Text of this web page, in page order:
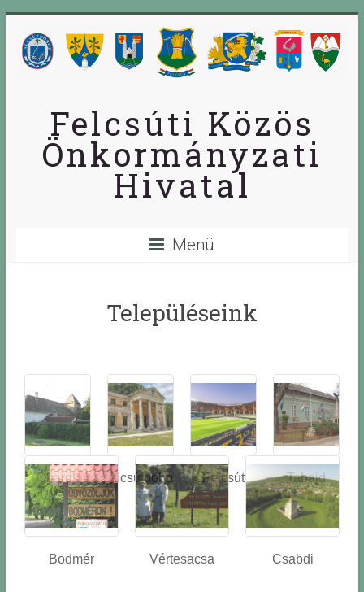
Felcsúti Közös
Önkormányzati
Hivatal
Menü
Településeink
Óbarok
Alcsútdobo
z
Felcsút Tabajd
Bodmér Vértesacsa Csabdi